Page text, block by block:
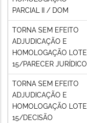
PARCIAL II / DOM
TORNA SEM EFEITO
ADJUDICAÇÃO E
HOMOLOGAÇÃO LOTE
15/PARECER JURÍDICO
TORNA SEM EFEITO
ADJUDICAÇÃO E
HOMOLOGAÇÃO LOTE
15/DECISÃO